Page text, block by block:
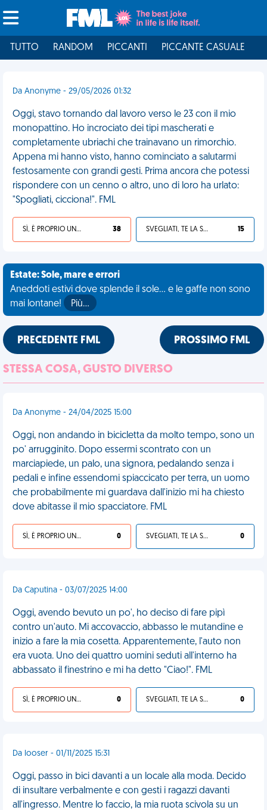
TUTTO RANDOM PICCANTI PICCANTE CASUALE
Da Anonyme - 29/05/2026 01:32
Oggi, stavo tornando dal lavoro verso le 23 con il mio
monopattino. Ho incrociato dei tipi mascherati e
completamente ubriachi che trainavano un rimorchio.
Appena mi hanno visto, hanno cominciato a salutarmi
festosamente con grandi gesti. Prima ancora che potessi
rispondere con un cenno o altro, uno di loro ha urlato:
"Spogliati, cicciona!". FML
SÌ, È PROPRIO UNA VDM! 38 SVEGLIATI, TE LA SEI CERCATA! 15
Estate: Sole, mare e errori
Aneddoti estivi dove splende il sole... e le gaffe non sono
mai lontane!
Più…
PRECEDENTE FML PROSSIMO FML
STESSA COSA, GUSTO DIVERSO
Da Anonyme - 24/04/2025 15:00
Oggi, non andando in bicicletta da molto tempo, sono un
po' arrugginito. Dopo essermi scontrato con un
marciapiede, un palo, una signora, pedalando senza i
pedali e infine essendomi spiaccicato per terra, un uomo
che probabilmente mi guardava dall'inizio mi ha chiesto
dove abitasse il mio spacciatore. FML
SÌ, È PROPRIO UNA VDM! 0 SVEGLIATI, TE LA SEI CERCATA! 0
Da Caputina - 03/07/2025 14:00
Oggi, avendo bevuto un po', ho deciso di fare pipì
contro un'auto. Mi accovaccio, abbasso le mutandine e
inizio a fare la mia cosetta. Apparentemente, l'auto non
era vuota. Uno dei quattro uomini seduti all'interno ha
abbassato il finestrino e mi ha detto "Ciao!". FML
SÌ, È PROPRIO UNA VDM! 0 SVEGLIATI, TE LA SEI CERCATA! 0
Da looser - 01/11/2025 15:31
Oggi, passo in bici davanti a un locale alla moda. Decido
di insultare verbalmente e con gesti i ragazzi davanti
all'ingresso. Mentre lo faccio, la mia ruota scivola su un